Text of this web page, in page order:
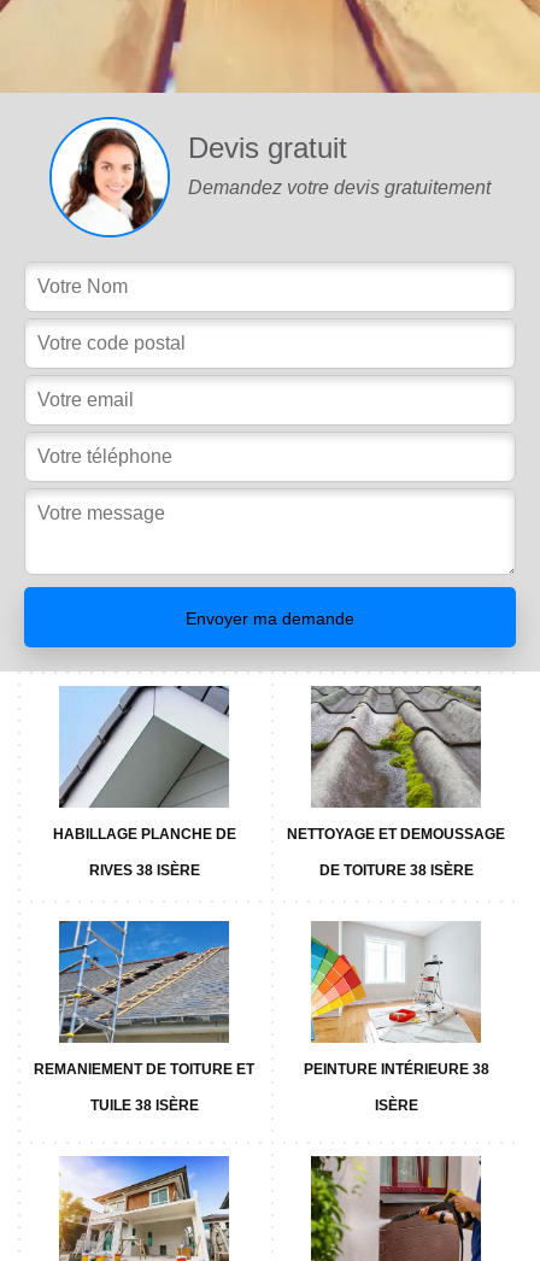
Devis gratuit
Demandez votre devis gratuitement
HABILLAGE PLANCHE DE
RIVES 38 ISÈRE
NETTOYAGE ET DEMOUSSAGE
DE TOITURE 38 ISÈRE
REMANIEMENT DE TOITURE ET
TUILE 38 ISÈRE
PEINTURE INTÉRIEURE 38
ISÈRE